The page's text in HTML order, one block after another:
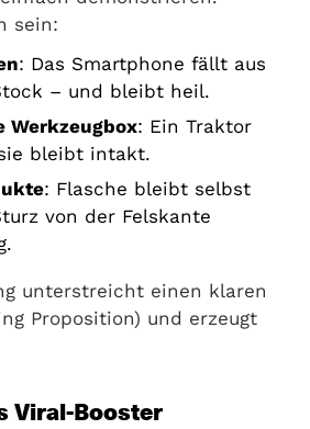
sein:
: Das Smartphone fällt aus
– und bleibt heil.
Werkzeugbox: Ein Traktor
bleibt intakt.
: Flasche bleibt selbst
von der Felskante
unterstreicht einen klaren
Proposition) und erzeugt
Viral-Booster